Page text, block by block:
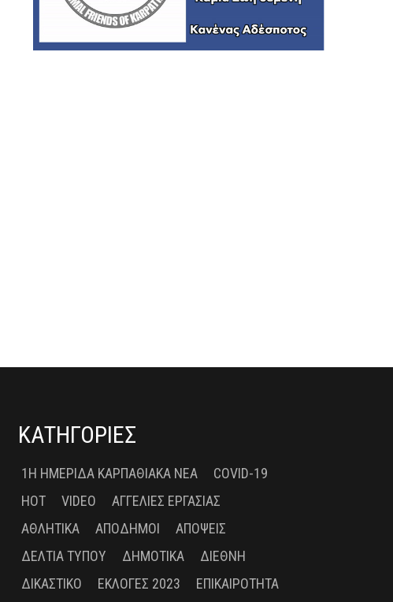
ΚΑΤΗΓΟΡΙΕΣ
1Η ΗΜΕΡΊΔΑ ΚΑΡΠΑΘΙΑΚΆ ΝΈΑ
COVID-19
HOT
VIDEO
ΑΓΓΕΛΊΕΣ ΕΡΓΑΣΊΑΣ
ΑΘΛΗΤΙΚΆ
ΑΠΌΔΗΜΟΙ
ΑΠΌΨΕΙΣ
ΔΕΛΤΊΑ ΤΎΠΟΥ
ΔΗΜΟΤΙΚΆ
ΔΙΕΘΝΉ
ΔΙΚΑΣΤΙΚΌ
ΕΚΛΟΓΈΣ 2023 ΕΠΙΚΑΙΡΌΤΗΤΑ